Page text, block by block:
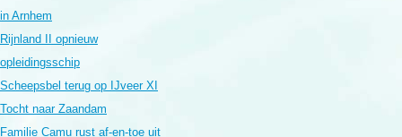
in Arnhem
Rijnland II opnieuw
opleidingsschip
Scheepsbel terug op IJveer XI
Tocht naar Zaandam
Familie Camu rust af-en-toe uit